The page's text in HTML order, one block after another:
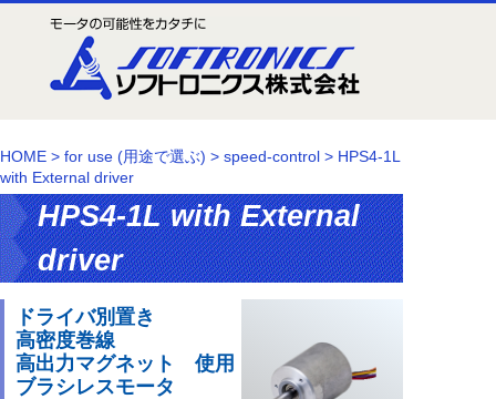
HOME > for use (用途で選ぶ) > speed-control > HPS4-1L
with External driver
HPS4-1L with External
driver
ドライバ別置き
高密度巻線
高出力マグネット 使用
ブラシレスモータ